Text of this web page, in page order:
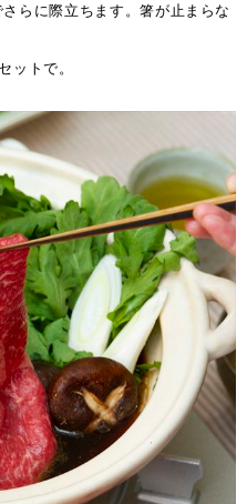
らに際立ちます。箸が止まらな
ットで。